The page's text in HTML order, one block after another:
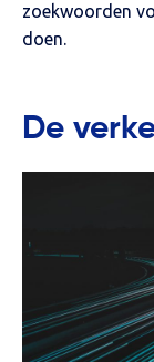
zoekwoorden
doen.
De